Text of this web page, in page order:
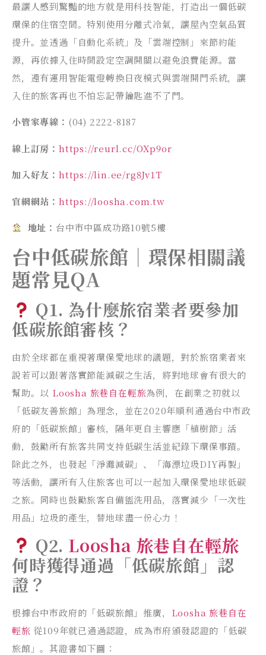
最讓人感到驚豔的地方就是用科技智能，打造出一個低碳
環保的住宿空間。特別使用分離式冷氣，讓屋內空氣品質
提升。並透過「自動化系統」及「雲端控制」來節約能
源，再依據入住時間設定空調開關以避免浪費能源。當
然，還有運用智能電燈轉換日夜模式與雲端開門系統，讓
入住的旅客再也不怕忘記帶鑰匙進不了門。
小管家專線： (04) 2222-8187
線上訂房： https://reurl.cc/OXp9or
加入好友： https://lin.ee/rg8Jv1T
官網網站： https://loosha.com.tw
地址： 台中市中區成功路10號5樓
台中低碳旅館｜環保相關議
題常見QA
Q1. 為什麼旅宿業者要參加
低碳旅館審核？
由於全球都在重視著環保愛地球的議題，對於旅宿業者來
說若可以跟著落實節能減碳之生活，將對地球會有很大的
幫助。以 Loosha 旅巷自在輕旅為例，在創業之初就以
「低碳友善旅館」為理念，並在2020年順利通過台中市政
府的「低碳旅館」審核，隔年更自主響應「植樹節」活
動，鼓勵所有旅客共同支持低碳生活並紀錄下環保事蹟。
除此之外，也發起「淨灘減碳」、「海漂垃圾DIY再製」
等活動，讓所有入住旅客也可以一起加入環保愛地球低碳
之旅。同時也鼓勵旅客自備盥洗用品，落實減少「一次性
用品」垃圾的產生，替地球盡一份心力！
Q2. Loosha 旅巷自在輕旅
何時獲得通過「低碳旅館」認
證？
根據台中市政府的「低碳旅館」推廣， Loosha 旅巷自在
輕旅 從109年就已通過認證，成為市府頒發認證的「低碳
旅館」。其證書如下圖：